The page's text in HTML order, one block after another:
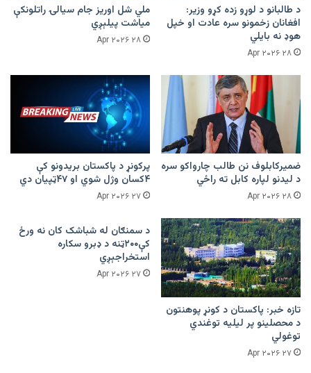
د طالبانو د لوړو زده کړو وزیر:
افغانان زخمونو سره عادت او خپل
هوډ نه بایلي
۲۸ Apr ۲۰۲۶
ملي شل اوریز جام سیالۍ راتلونکې
میاشت پیلېږي
۲۸ Apr ۲۰۲۶
ضمیرکابلوف نن طالب چارواکو سره
د لیدنو لپاره کابل ته راځي
۲۸ Apr ۲۰۲۶
پرکونړ د پاکستان بریدونو کې
۴کسان وژل شوي او ۴۷ټپیان دي
۲۷ Apr ۲۰۲۶
تازه خبر: پاکستان د کونړ پوهنتون
د محصلینو پر لیلیه توغندي
توغولي
۲۷ Apr ۲۰۲۶
د سمنګان له شباشک کان نه ورځ
کې۲۰۰ټنه د ډبرو سکاره
استخراجېږي
۲۷ Apr ۲۰۲۶